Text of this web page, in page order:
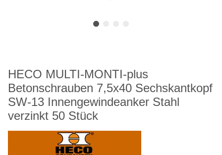
HECO MULTI-MONTI-plus
Betonschrauben 7,5x40 Sechskantkopf
SW-13 Innengewindeanker Stahl
verzinkt 50 Stück